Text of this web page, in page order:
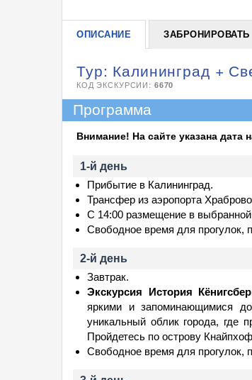
ОПИСАНИЕ ЗАБРОНИРОВАТЬ
Тур: Калининград +
КОД ЭКСКУРСИИ: 6670
Программа
Внимание! На сайте указана дата
1-й день
Прибытие в Калининград.
Трансфер из аэропорта
С 14:00 размещение в выбранной
Свободное время для прогулок,
2-й день
Завтрак.
Экскурсия История
яркими и запоминающимися
уникальный облик города, где
Пройдетесь по острову
Свободное время для прогулок,